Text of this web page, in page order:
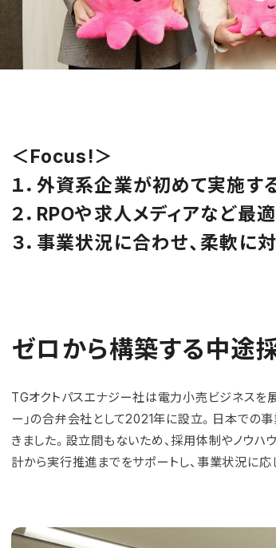
＜Focus!＞
１．外資系企業が初めて実施
２．RPOや求人メディアなど
３．事業状況に合わせ、柔軟に
ゼロから構築する中途
TGオクトパスエナジー社は電力小売ビジネスを
ー」の合弁会社として2021年に設立。日本での
きました。設立間もないため、採用体制やノウハ
計から実行推進までをサポートし、事業状況に